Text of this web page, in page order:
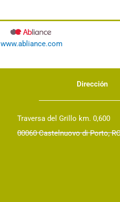
www.abliance.com
Dirección
Traversa del Grillo km. 0,600
00060 Castelnuovo di Porto,